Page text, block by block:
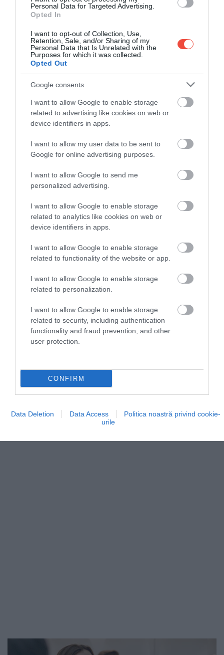
Personal Data for Targeted Advertising.
Opted In
I want to opt-out of Collection, Use,
Retention, Sale, and/or Sharing of my
Personal Data that Is Unrelated with the
Purposes for which it was collected.
Opted Out
Google consents
I want to allow Google to enable storage
related to advertising like cookies on web or
device identifiers in apps.
I want to allow my user data to be sent to
Google for online advertising purposes.
I want to allow Google to send me
personalized advertising.
I want to allow Google to enable storage
related to analytics like cookies on web or
device identifiers in apps.
I want to allow Google to enable storage
related to functionality of the website or app.
I want to allow Google to enable storage
related to personalization.
I want to allow Google to enable storage
related to security, including authentication
functionality and fraud prevention, and other
user protection.
CONFIRM
Data Deletion Data Access
Politica noastră privind cookie-
urile
FĂRĂ COMPLICAȚII LA CONTROL
securitate. De aceea, ea evită pantalonii care cer
curea și alege încălțăminte comodă, ușor de scos și
de încălțat la loc. Pantofii trebuie să rămână
suportabili și dacă picioarele se umflă în timpul
zborului. Cel mai des poartă adidași, dar uneori alege
bocanci, mai ales când vrea să economisească
piesele cu elemente care atârnă și se pot agăța.
Chiar și firele metalice din unele pulovere pot crea
UN MINIM DE ETICHETĂ
După control, nu este elegant să te îmbraci la loc
chiar lângă banda rulantă. Dacă trebuie să îți aranjezi
spre zona cu bănci. În avion, spune că își scoate
uneori pantofii, mai ales la clasa economică, unde
spațiul mic te face să lovești ușor scaunul din față.
Dar regula e simplă: doar dacă porți șosete curate,
întregi și fără miros neplăcut. O pereche de schimb
ocupă puțin loc, iar șosetele groase de drumeție pot